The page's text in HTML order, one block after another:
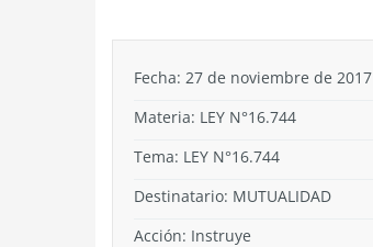
Fecha: 27 de noviembre de 2017
Materia: LEY N°16.744
Tema: LEY N°16.744
Destinatario: MUTUALIDAD
Acción: Instruye